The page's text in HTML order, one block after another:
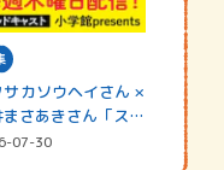
サカソウヘイさん ×
まさあきさん「スペ
…07-30